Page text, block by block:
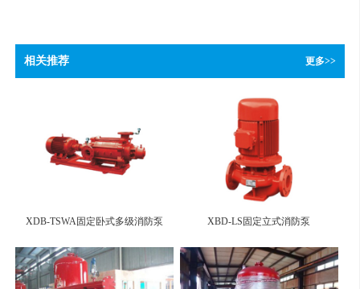
相关推荐 更多>>
XDB-TSWA固定卧式多级消防泵 XBD-LS固定立式消防泵